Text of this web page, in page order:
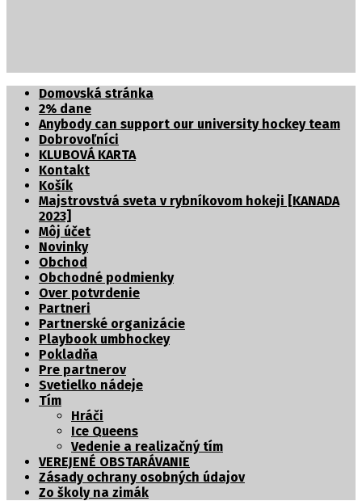
Domovská stránka
2% dane
Anybody can support our university hockey team
Dobrovoľníci
KLUBOVÁ KARTA
Kontakt
Košík
Majstrovstvá sveta v rybníkovom hokeji [KANADA
2023]
Môj účet
Novinky
Obchod
Obchodné podmienky
Over potvrdenie
Partneri
Partnerské organizácie
Playbook umbhockey
Pokladňa
Pre partnerov
Svetielko nádeje
Tím
Hráči
Ice Queens
Vedenie a realizačný tím
VEREJENÉ OBSTARÁVANIE
Zásady ochrany osobných údajov
Zo školy na zimák